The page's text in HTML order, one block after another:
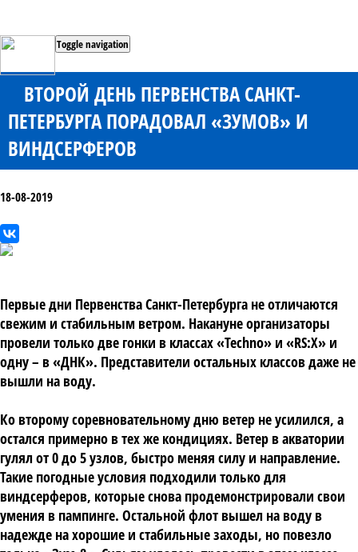
Toggle navigation
ВТОРОЙ ДЕНЬ ПЕРВЕНСТВА САНКТ-
ПЕТЕРБУРГА ПОРАДОВАЛ «ЗУМОВ» И
ВИНДСЕРФЕРОВ
18-08-2019
Первые дни Первенства Санкт-Петербурга не отличаются
свежим и стабильным ветром. Накануне организаторы
провели только две гонки в классах «Techno» и «RS:X» и
одну – в «ДНК». Представители остальных классов даже не
вышли на воду.
Ко второму соревновательному дню ветер не усилился, а
остался примерно в тех же кондициях. Ветер в акватории
гулял от 0 до 5 узлов, быстро меняя силу и направление.
Такие погодные условия подходили только для
виндсерферов, которые снова продемонстрировали свои
умения в пампинге. Остальной флот вышел на воду в
надежде на хорошие и стабильные заходы, но повезло